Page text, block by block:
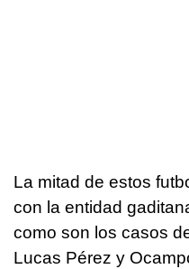
La mitad de estos
con la entidad
como son los casos
Lucas Pérez y